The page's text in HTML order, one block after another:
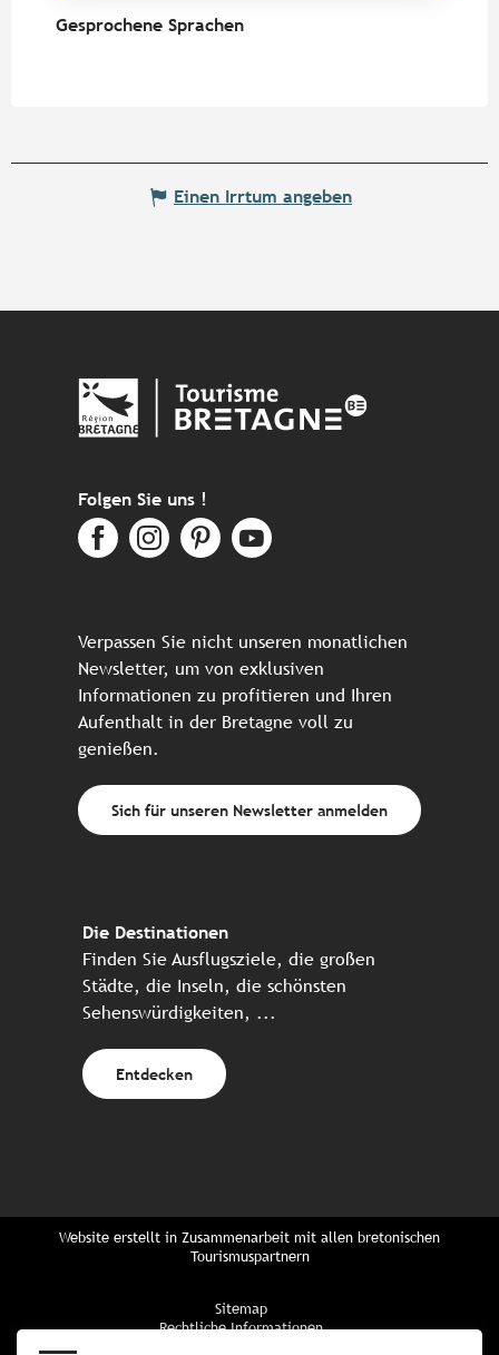
Gesprochene Sprachen
Gesprochene Sprachen
Einen Irrtum angeben
Folgen Sie uns !
Verpassen Sie nicht unseren monatlichen
Newsletter, um von exklusiven
Informationen zu profitieren und Ihren
Aufenthalt in der Bretagne voll zu
genießen.
Sich für unseren Newsletter anmelden
Die Destinationen
Finden Sie Ausflugsziele, die großen
Städte, die Inseln, die schönsten
Sehenswürdigkeiten, ...
Entdecken
Website erstellt in Zusammenarbeit mit allen bretonischen
Tourismuspartnern
Sitemap
Rechtliche Informationen